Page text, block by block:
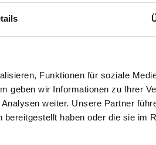
Funktionen für soziale
geben wir Informationen zu Ihrer
weiter. Unsere Partner
haben oder die sie im